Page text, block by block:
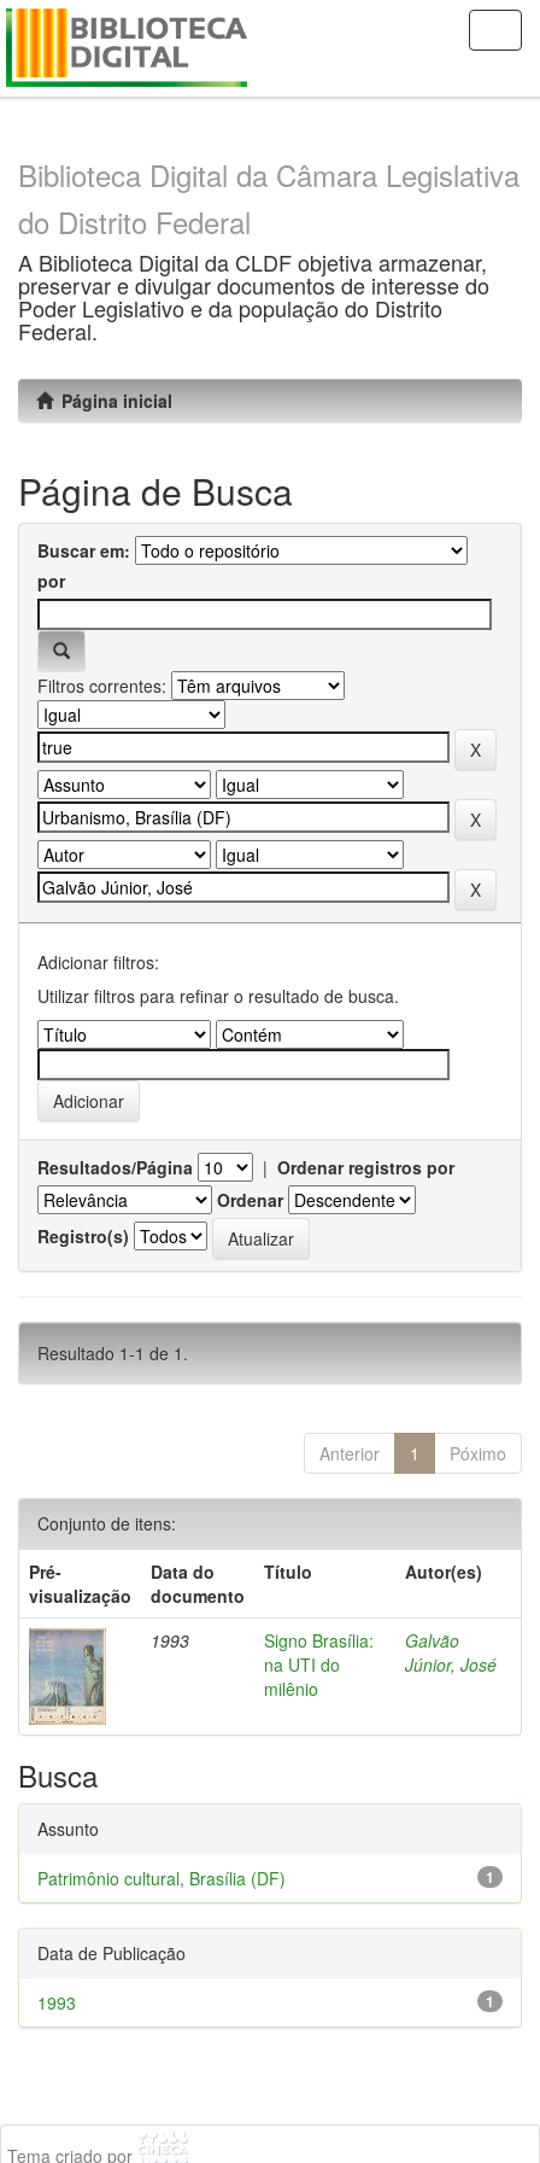
Skip
Biblioteca Digital da Câmara Legislativa
do Distrito Federal
A Biblioteca Digital da CLDF objetiva armazenar,
preservar e divulgar documentos de interesse do
Poder Legislativo e da população do Distrito
Federal.
Página inicial
Página de Busca
Buscar em:
por
Filtros correntes:
Adicionar filtros:
Utilizar filtros para refinar o resultado de busca.
Resultados/Página | Ordenar registros por
Ordenar
Registro(s)
Resultado 1-1 de 1.
Anterior 1 Póximo
Conjunto de itens:
Pré-
visualização
Data do
documento
Título Autor(es)
1993
Signo Brasília:
na UTI do
milênio
Galvão
Júnior, José
Busca
Assunto
1
Patrimônio cultural, Brasília (DF)
Data de Publicação
1
1993
Tema criado por